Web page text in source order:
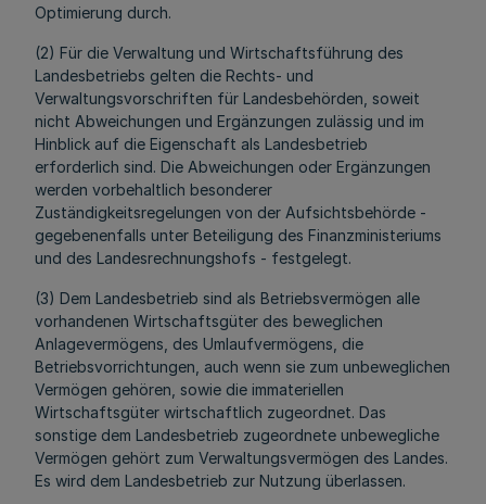
Optimierung durch.
(2) Für die Verwaltung und Wirtschaftsführung des
Landesbetriebs gelten die Rechts- und
Verwaltungsvorschriften für Landesbehörden, soweit
nicht Abweichungen und Ergänzungen zulässig und im
Hinblick auf die Eigenschaft als Landesbetrieb
erforderlich sind. Die Abweichungen oder Ergänzungen
werden vorbehaltlich besonderer
Zuständigkeitsregelungen von der Aufsichtsbehörde -
gegebenenfalls unter Beteiligung des Finanzministeriums
und des Landesrechnungshofs - festgelegt.
(3) Dem Landesbetrieb sind als Betriebsvermögen alle
vorhandenen Wirtschaftsgüter des beweglichen
Anlagevermögens, des Umlaufvermögens, die
Betriebsvorrichtungen, auch wenn sie zum unbeweglichen
Vermögen gehören, sowie die immateriellen
Wirtschaftsgüter wirtschaftlich zugeordnet. Das
sonstige dem Landesbetrieb zugeordnete unbewegliche
Vermögen gehört zum Verwaltungsvermögen des Landes.
Es wird dem Landesbetrieb zur Nutzung überlassen.